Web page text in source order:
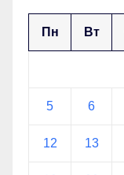
Пн Вт
5 6
12 13